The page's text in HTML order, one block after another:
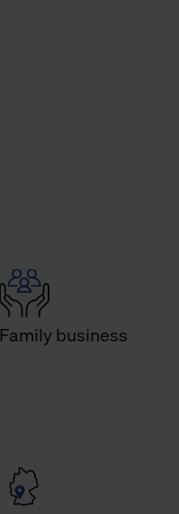
Family business